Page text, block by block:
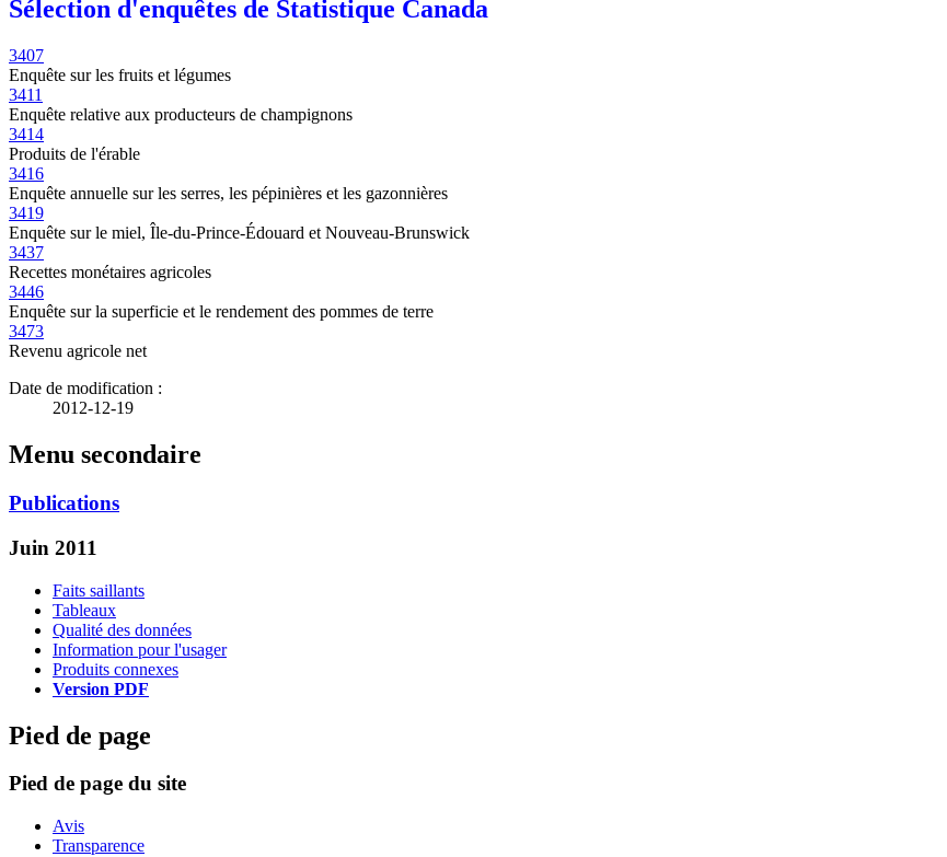
Sélection d'enquêtes de Statistique Canada
3407
Enquête sur les fruits et légumes
3411
Enquête relative aux producteurs de champignons
3414
Produits de l'érable
3416
Enquête annuelle sur les serres, les pépinières et les gazonnières
3419
Enquête sur le miel, Île-du-Prince-Édouard et Nouveau-Brunswick
3437
Recettes monétaires agricoles
3446
Enquête sur la superficie et le rendement des pommes de terre
3473
Revenu agricole net
Date de modification :
2012-12-19
Menu secondaire
Publications
Juin 2011
Faits saillants
Tableaux
Qualité des données
Information pour l'usager
Produits connexes
Version PDF
Pied de page
Pied de page du site
Avis
Transparence